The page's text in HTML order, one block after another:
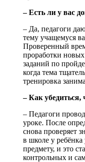
– Есть ли у вас
– Да, педагоги
тему учащемуся
Проверенный
проработки
заданий по
когда тема
тренировка
– Как убедиться,
– Педагоги
уроке. После
снова проверяет
в школе у ребёнка
предмету, и это
контрольных и